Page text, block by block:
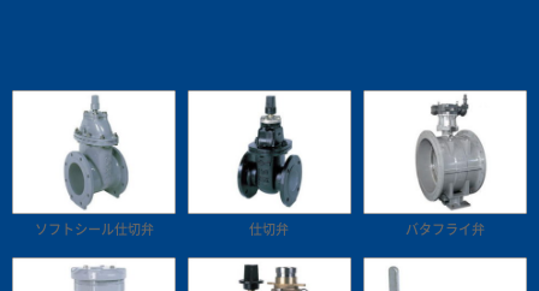
ソフトシール仕切弁 仕切弁 バタフライ弁